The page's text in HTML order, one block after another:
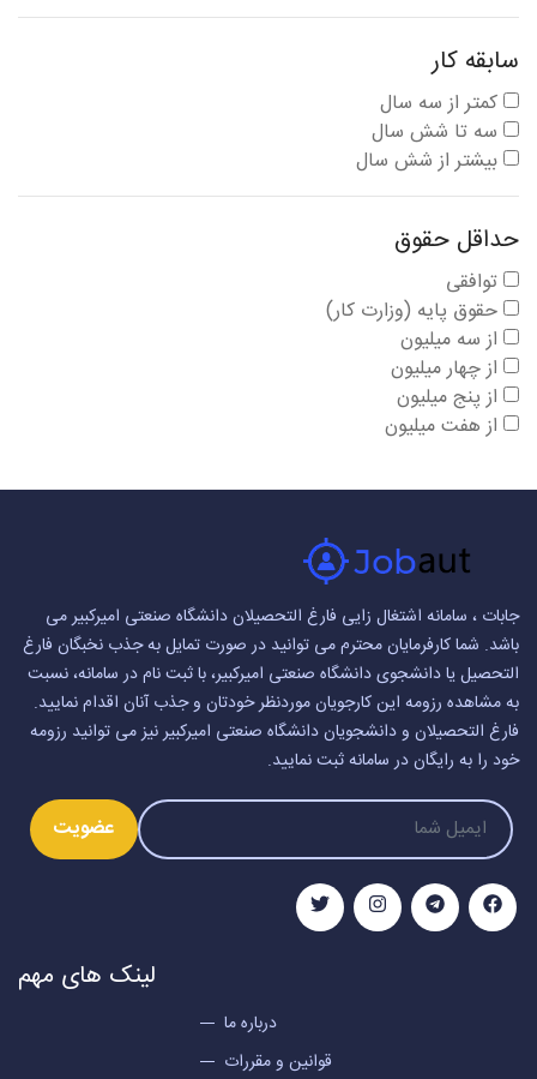
سابقه کار
کمتر از سه سال
سه تا شش سال
بیشتر از شش سال
حداقل حقوق
توافقی
حقوق پایه (وزارت کار)
از سه میلیون
از چهار میلیون
از پنج میلیون
از هفت میلیون
جابات ، سامانه اشتغال زایی فارغ التحصیلان دانشگاه صنعتی امیرکبیر می
باشد. شما کارفرمایان محترم می توانید در صورت تمایل به جذب نخبگان فارغ
التحصیل یا دانشجوی دانشگاه صنعتی امیرکبیر، با ثبت نام در سامانه، نسبت
به مشاهده رزومه این کارجویان موردنظر خودتان و جذب آنان اقدام نمایید.
فارغ التحصیلان و دانشجویان دانشگاه صنعتی امیرکبیر نیز می توانید رزومه
خود را به رایگان در سامانه ثبت نمایید.
عضویت
لینک های مهم
درباره ما
قوانین و مقررات